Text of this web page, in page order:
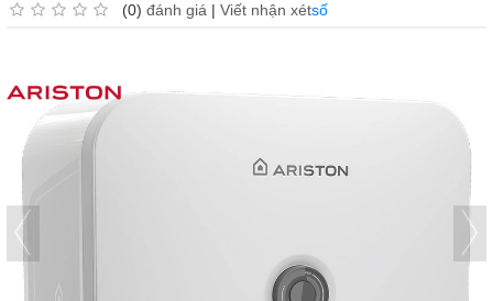
(0) đánh giá | Viết nhận xétsố